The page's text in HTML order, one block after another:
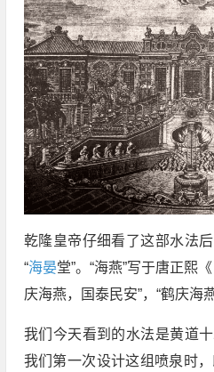
乾隆皇帝仔细看了这部水法
“海晏堂”。“海燕”写于唐正熙
庆海燕，国泰民安”，“鹤庆海
我们今天看到的水法是黄道
我们第一次设计这组喷泉时